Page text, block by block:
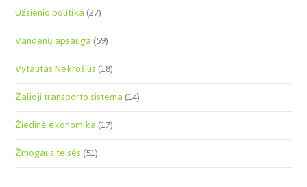
Užsienio politika(27)
Vandenų apsauga(59)
Vytautas Nekrošius(18)
Žalioji transporto sistema(14)
Žiedinė ekonomika(17)
Žmogaus teisės(51)